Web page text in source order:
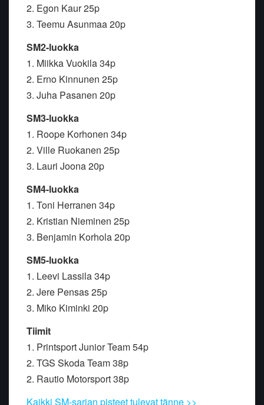
2. Egon Kaur 25p
3. Teemu Asunmaa 20p
SM2-luokka
1. Miikka Vuokila 34p
2. Erno Kinnunen 25p
3. Juha Pasanen 20p
SM3-luokka
1. Roope Korhonen 34p
2. Ville Ruokanen 25p
3. Lauri Joona 20p
SM4-luokka
1. Toni Herranen 34p
2. Kristian Nieminen 25p
3. Benjamin Korhola 20p
SM5-luokka
1. Leevi Lassila 34p
2. Jere Pensas 25p
3. Miko Kiminki 20p
Tiimit
1. Printsport Junior Team 54p
2. TGS Skoda Team 38p
2. Rautio Motorsport 38p
Kaikki SM-sarjan pisteet tulevat tänne >>